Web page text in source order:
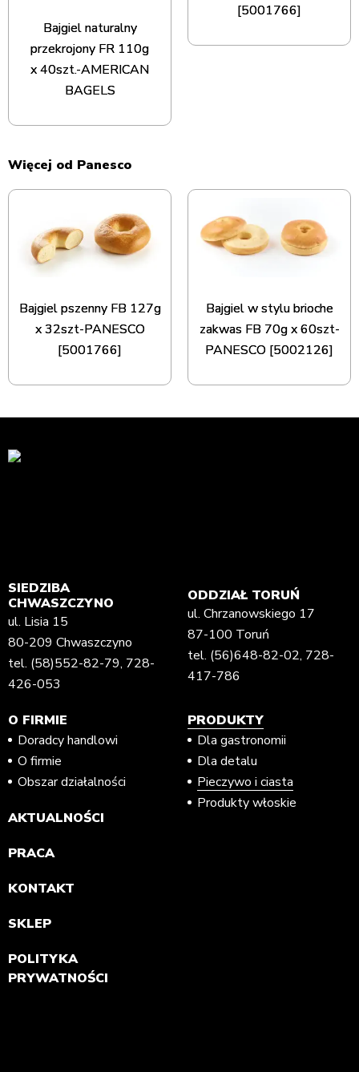
Bajgiel naturalny
przekrojony FR 110g
x 40szt.-AMERICAN
BAGELS
[5001766]
Więcej od Panesco
Bajgiel pszenny FB 127g
x 32szt-PANESCO
[5001766]
Bajgiel w stylu brioche
zakwas FB 70g x 60szt-
PANESCO [5002126]
SIEDZIBA
CHWASZCZYNO
ul. Lisia 15
80-209 Chwaszczyno
tel. (58)552-82-79, 728-
426-053
ODDZIAŁ TORUŃ
ul. Chrzanowskiego 17
87-100 Toruń
tel. (56)648-82-02, 728-
417-786
O FIRMIE
Doradcy handlowi
O firmie
Obszar działalności
AKTUALNOŚCI
PRACA
KONTAKT
SKLEP
POLITYKA
PRYWATNOŚCI
PRODUKTY
Dla gastronomii
Dla detalu
Pieczywo i ciasta
Produkty włoskie